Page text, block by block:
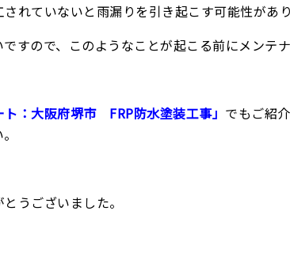
れていないと雨漏りを引き起こす可能性があ
すので、このようなことが起こる前にメンテ
ト：大阪府堺市 FRP防水塗装工事」 でもご紹
うございました。